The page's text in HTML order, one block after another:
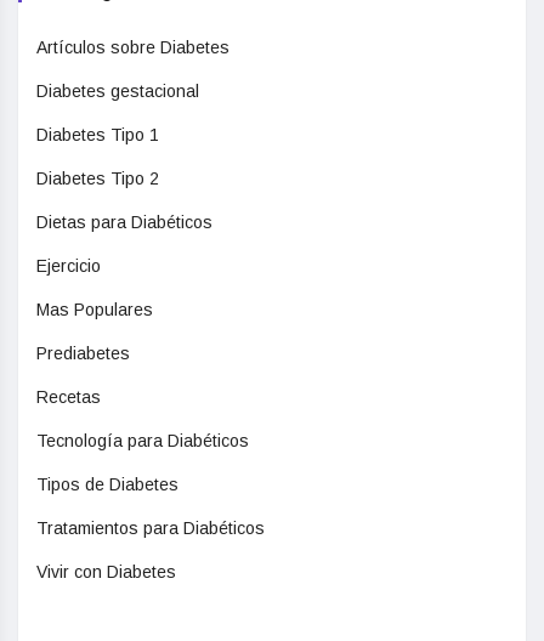
Artículos sobre Diabetes
Diabetes gestacional
Diabetes Tipo 1
Diabetes Tipo 2
Dietas para Diabéticos
Ejercicio
Mas Populares
Prediabetes
Recetas
Tecnología para Diabéticos
Tipos de Diabetes
Tratamientos para Diabéticos
Vivir con Diabetes